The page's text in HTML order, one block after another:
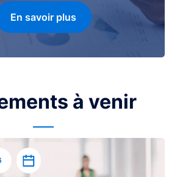
En savoir plus
à venir
Ajouter à l’agenda